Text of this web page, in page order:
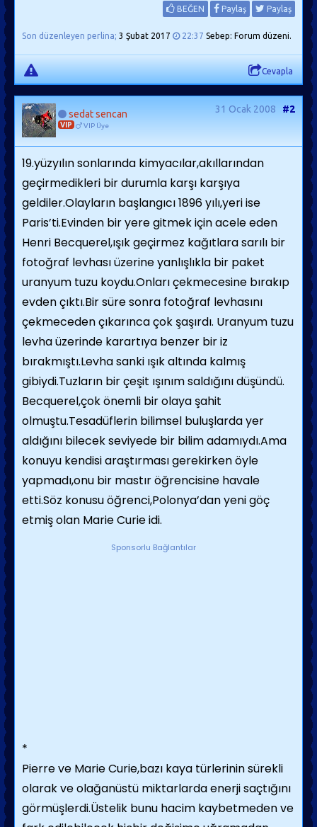
BEĞEN Paylaş Paylaş
Son düzenleyen perlina; 3 Şubat 2017 22:37 Sebep: Forum düzeni.
Cevapla
sedat sencan
VIP VIP Üye
31 Ocak 2008 #2
19.yüzyılın sonlarında kimyacılar,akıllarından
geçirmedikleri bir durumla karşı karşıya
geldiler.Olayların başlangıcı 1896 yılı,yeri ise
Paris’ti.Evinden bir yere gitmek için acele eden
Henri Becquerel,ışık geçirmez kağıtlara sarılı bir
fotoğraf levhası üzerine yanlışlıkla bir paket
uranyum tuzu koydu.Onları çekmecesine bırakıp
evden çıktı.Bir süre sonra fotoğraf levhasını
çekmeceden çıkarınca çok şaşırdı. Uranyum tuzu
levha üzerinde karartıya benzer bir iz
bırakmıştı.Levha sanki ışık altında kalmış
gibiydi.Tuzların bir çeşit ışınım saldığını düşündü.
Becquerel,çok önemli bir olaya şahit
olmuştu.Tesadüflerin bilimsel buluşlarda yer
aldığını bilecek seviyede bir bilim adamıydı.Ama
konuyu kendisi araştırması gerekirken öyle
yapmadı,onu bir mastır öğrencisine havale
etti.Söz konusu öğrenci,Polonya’dan yeni göç
etmiş olan Marie Curie idi.
Sponsorlu Bağlantılar
*
Pierre ve Marie Curie,bazı kaya türlerinin sürekli
olarak ve olağanüstü miktarlarda enerji saçtığını
görmüşlerdi.Üstelik bunu hacim kaybetmeden ve